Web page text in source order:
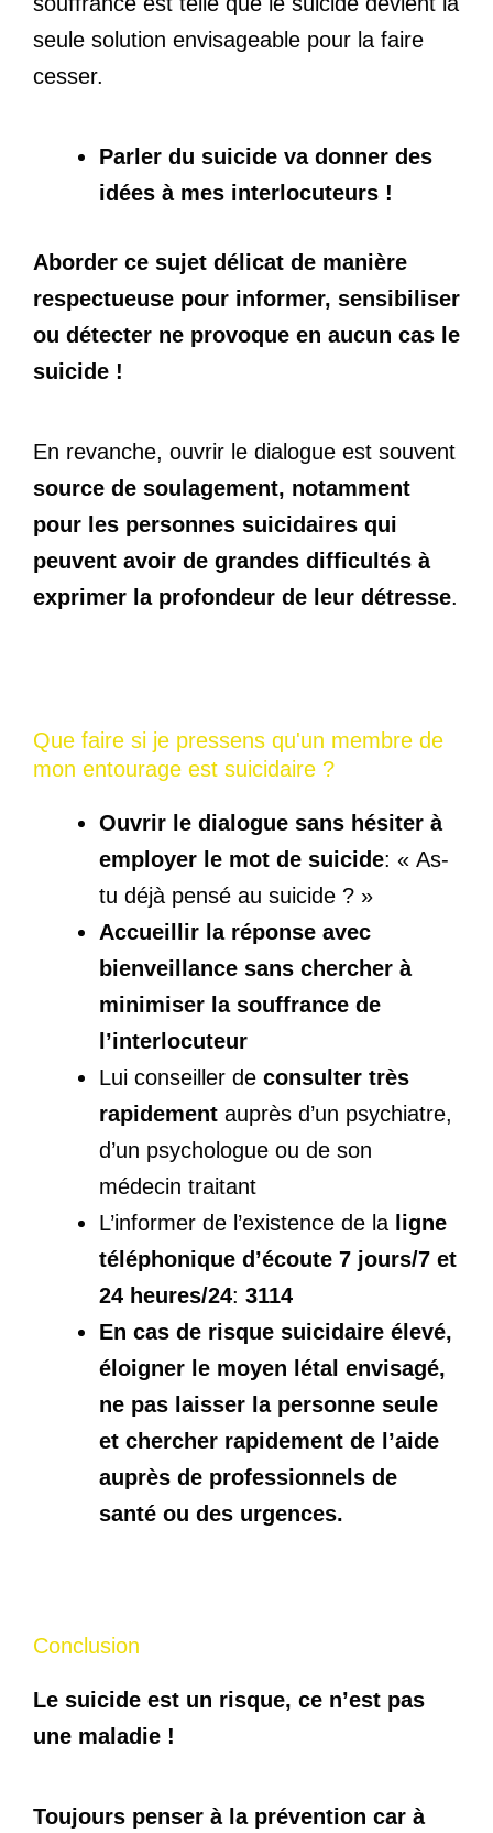
seule solution envisageable pour la faire
cesser.
Parler du suicide va donner des
idées à mes interlocuteurs !
Aborder ce sujet délicat de manière
respectueuse pour informer, sensibiliser
ou détecter ne provoque en aucun cas le
suicide !
En revanche, ouvrir le dialogue est souvent
source de soulagement, notamment
pour les personnes suicidaires qui
peuvent avoir de grandes difficultés à
exprimer la profondeur de leur détresse.
Que faire si je pressens qu'un membre de
mon entourage est suicidaire ?
Ouvrir le dialogue sans hésiter à
employer le mot de suicide: « As-
tu déjà pensé au suicide ? »
Accueillir la réponse avec
bienveillance sans chercher à
minimiser la souffrance de
l’interlocuteur
Lui conseiller de consulter très
rapidement auprès d’un psychiatre,
d’un psychologue ou de son
médecin traitant
L’informer de l’existence de la ligne
téléphonique d’écoute 7 jours/7 et
24 heures/24: 3114
En cas de risque suicidaire élevé,
éloigner le moyen létal envisagé,
ne pas laisser la personne seule
et chercher rapidement de l’aide
auprès de professionnels de
santé ou des urgences.
Conclusion
Le suicide est un risque, ce n’est pas
une maladie !
Toujours penser à la prévention car à